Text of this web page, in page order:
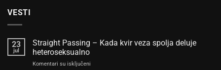
VESTI
23
jul
Straight Passing – Kada kvir veza spolja deluje
heteroseksualno
Komentari su isključeni